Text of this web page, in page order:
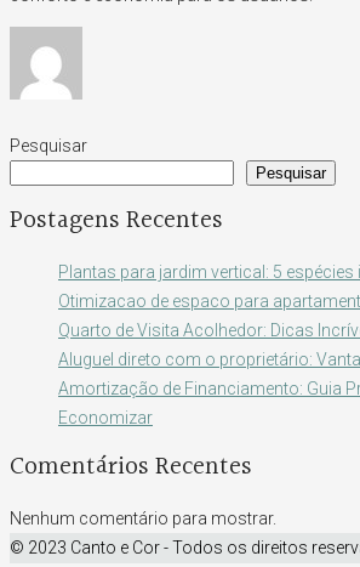
Pesquisar
Pesquisar
Postagens Recentes
Plantas para jardim vertical: 5 espécies
Otimizacao de espaco para
Quarto de Visita Acolhedor: Dicas
Aluguel direto com o proprietário:
Amortização de Financiamento: Guia
Economizar
Comentários Recentes
Nenhum comentário para mostrar.
© 2023 Canto e Cor - Todos os direitos